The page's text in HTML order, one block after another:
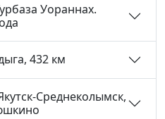
Уораннах.
432 км
Среднеколымск,